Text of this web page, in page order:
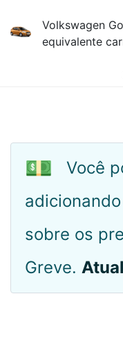
Volkswagen
equivalente
💵
Você
sobre os
Greve.